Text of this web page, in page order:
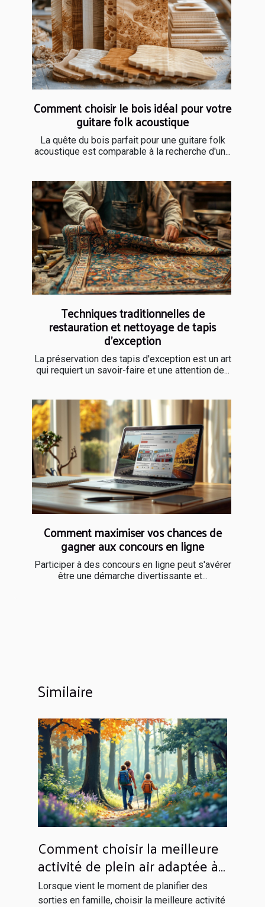
Comment choisir le bois idéal pour votre
guitare folk acoustique
La quête du bois parfait pour une guitare folk
acoustique est comparable à la recherche d'un...
Techniques traditionnelles de
restauration et nettoyage de tapis
d'exception
La préservation des tapis d'exception est un art
qui requiert un savoir-faire et une attention de...
Comment maximiser vos chances de
gagner aux concours en ligne
Participer à des concours en ligne peut s'avérer
être une démarche divertissante et...
Similaire
Comment choisir la meilleure
activité de plein air adaptée à
votre famille ?
Lorsque vient le moment de planifier des
sorties en famille, choisir la meilleure activité